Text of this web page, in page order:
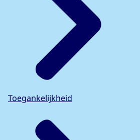
Toegankelijkheid